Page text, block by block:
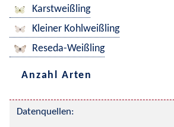
Karstweißling
Kleiner Kohlweißling
Reseda-Weißling
Anzahl Arten
Datenquellen: